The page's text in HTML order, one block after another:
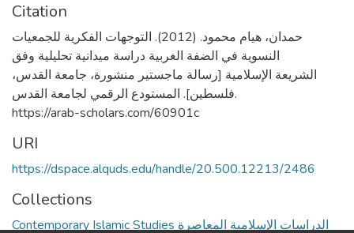
Citation
حمدان، هيام محمود. (2012). التوجهات الفكرية للجمعيات
النسوية في الضفة الغربية دراسة ميدانية تحليلية وفق
الشريعة الإسلامية [رسالة ماجستير منشورة، جامعة القدس،
فلسطين]. المستودع الرقمي لجامعة القدس.
https://arab-scholars.com/60901c
URI
https://dspace.alquds.edu/handle/20.500.12213/2486
Collections
Contemporary Islamic Studies الدراسات الإسلامية المعاصرة